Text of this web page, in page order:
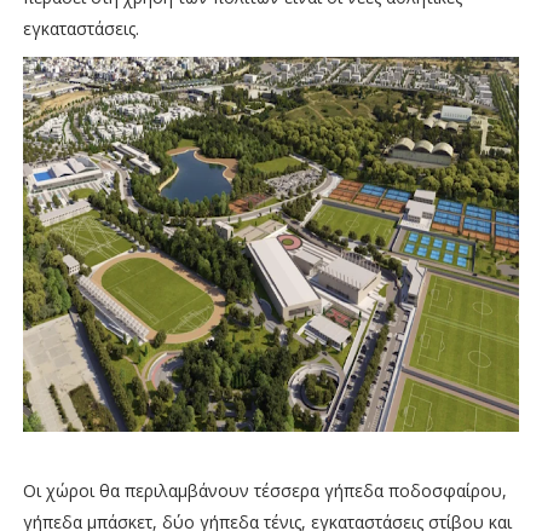
εγκαταστάσεις.
Οι χώροι θα περιλαμβάνουν τέσσερα γήπεδα ποδοσφαίρου,
γήπεδα μπάσκετ, δύο γήπεδα τένις, εγκαταστάσεις στίβου και